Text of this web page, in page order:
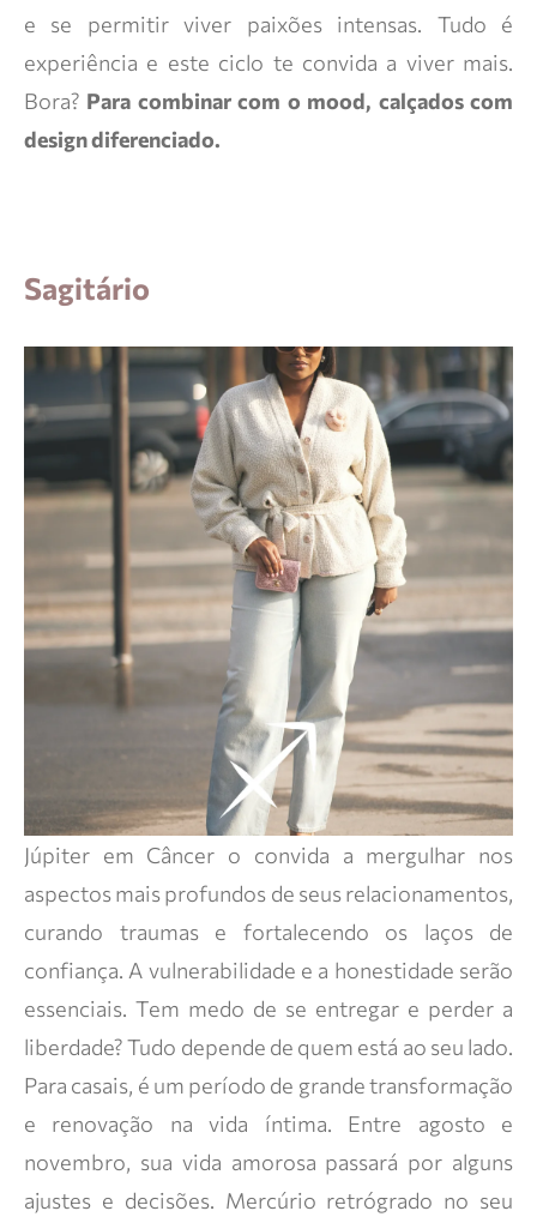
e se permitir viver paixões intensas. Tudo é
experiência e este ciclo te convida a viver mais.
Bora? Para combinar com o mood, calçados com
design diferenciado.
Sagitário
Júpiter em Câncer o convida a mergulhar nos
aspectos mais profundos de seus relacionamentos,
curando traumas e fortalecendo os laços de
confiança. A vulnerabilidade e a honestidade serão
essenciais. Tem medo de se entregar e perder a
liberdade? Tudo depende de quem está ao seu lado.
Para casais, é um período de grande transformação
e renovação na vida íntima. Entre agosto e
novembro, sua vida amorosa passará por alguns
ajustes e decisões. Mercúrio retrógrado no seu